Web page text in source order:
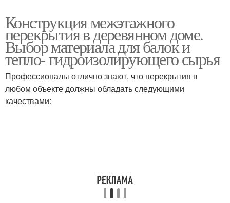
Конструкция межэтажного
перекрытия в деревянном доме.
Выбор материала для балок и
тепло- гидроизолирующего сырья
Профессионалы отлично знают, что перекрытия в
любом объекте должны обладать следующими
качествами: